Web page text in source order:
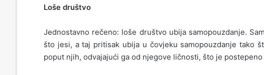
Loše društvo
Jednostavno rečeno: loše društvo ubija samopouzdanje.
što jesi, a taj pritisak ubija u čovjeku samopouzdanje tako
poput njih, odvajajući ga od njegove ličnosti, što je